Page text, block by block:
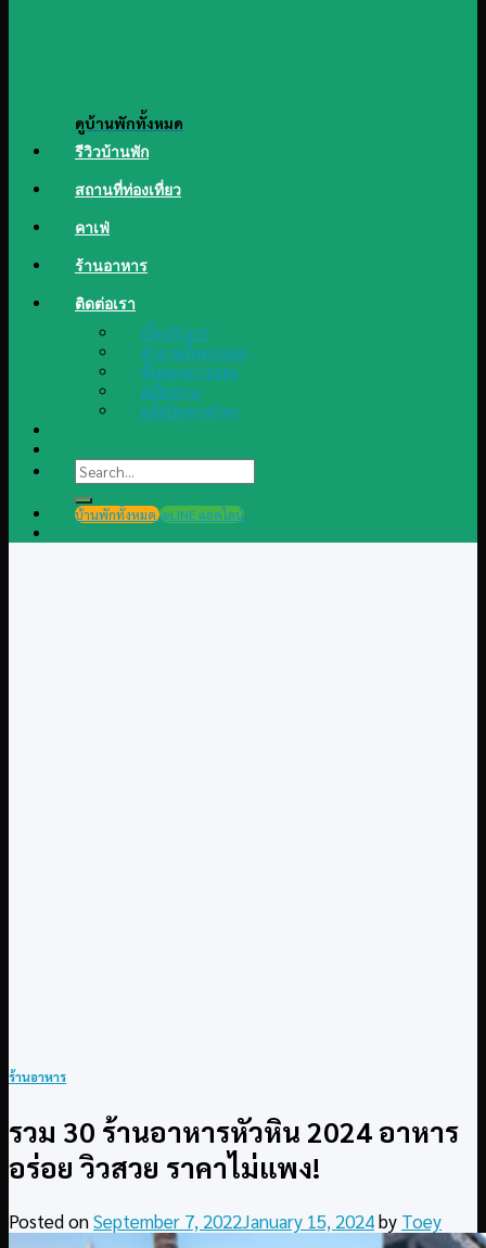
ดูบ้านพักทั้งหมด
รีวิวบ้านพัก
สถานที่ท่องเที่ยว
คาเฟ่
ร้านอาหาร
ติดต่อเรา
เกี่ยวกับเรา
คำถามที่พบบ่อย
ขั้นตอนการจอง
สมัครงาน
แจ้งปัญหาต่างๆ
Search
for:
บ้านพักทั้งหมด @LINE แอดไลน์
ร้านอาหาร
รวม 30 ร้านอาหารหัวหิน 2024 อาหาร
อร่อย วิวสวย ราคาไม่แพง!
Posted onSeptember 7, 2022January 15, 2024by Toey